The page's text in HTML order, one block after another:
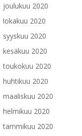
joulukuu 2020
lokakuu 2020
syyskuu 2020
kesäkuu 2020
toukokuu 2020
huhtikuu 2020
maaliskuu 2020
helmikuu 2020
tammikuu 2020